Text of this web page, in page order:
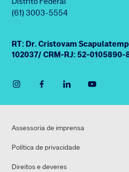
(61) 3003-5554
RT: Dr. Cristovam
102037/ CRM-RJ: 52-0105890-
Assessoria de imprensa
Política de privacidade
Direitos e deveres